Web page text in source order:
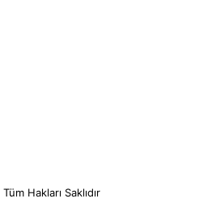
Hakları Saklıdır